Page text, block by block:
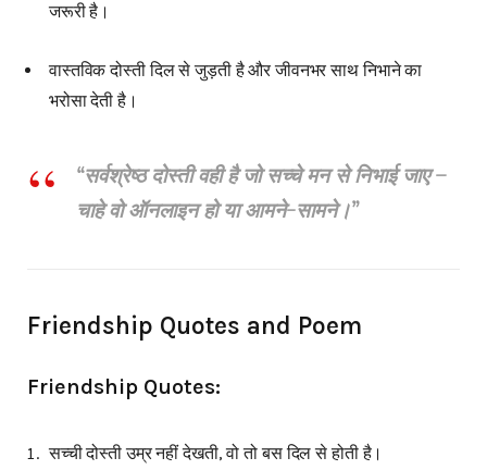
जरूरी है।
वास्तविक दोस्ती दिल से जुड़ती है और जीवनभर साथ निभाने का
भरोसा देती है।
“सर्वश्रेष्ठ दोस्ती वही है जो सच्चे मन से निभाई जाए –
चाहे वो ऑनलाइन हो या आमने-सामने।”
Friendship Quotes and Poem
Friendship Quotes:
सच्ची दोस्ती उम्र नहीं देखती, वो तो बस दिल से होती है।